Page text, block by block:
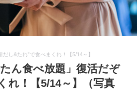
し&たれ”で食べまくれ！【5/14～】
ん食べ放題」復活だぞ
れ！【5/14～】（写真